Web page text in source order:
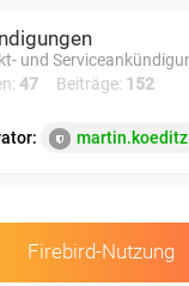
und
47 Beiträge: 152
martin.koeditz
Firebird-Nutzung